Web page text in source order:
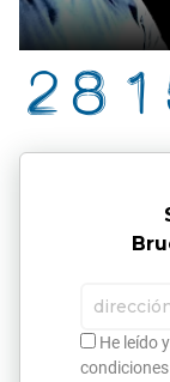
He leído
condiciones